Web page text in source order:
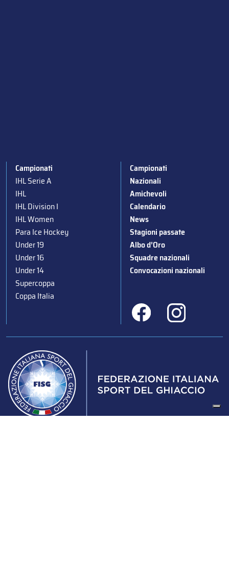
Campionati
IHL Serie A
IHL
IHL Division I
IHL Women
Para Ice Hockey
Under 19
Under 16
Under 14
Supercoppa
Coppa Italia
Campionati
Nazionali
Amichevoli
Calendario
News
Stagioni passate
Albo d’Oro
Squadre nazionali
Convocazioni nazionali